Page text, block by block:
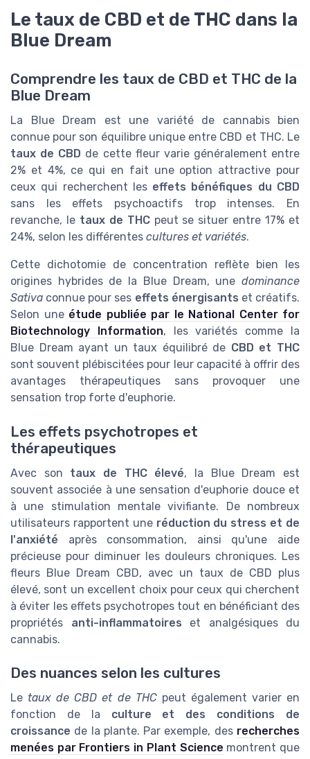
Le taux de CBD et de THC dans la
Blue Dream
Comprendre les taux de CBD et THC de la
Blue Dream
La Blue Dream est une variété de cannabis bien
connue pour son équilibre unique entre CBD et THC. Le
taux de CBD de cette fleur varie généralement entre
2% et 4%, ce qui en fait une option attractive pour
ceux qui recherchent les effets bénéfiques du CBD
sans les effets psychoactifs trop intenses. En
revanche, le taux de THCpeut se situer entre 17% et
24%, selon les différentes cultures et variétés.
Cette dichotomie de concentration reflète bien les
origines hybrides de la Blue Dream, une dominance
Sativa connue pour ses effets énergisants et créatifs.
Selon une étude publiée par le National Center for
Biotechnology Information, les variétés comme la
Blue Dream ayant un taux équilibré de CBD et THC
sont souvent plébiscitées pour leur capacité à offrir des
avantages thérapeutiques sans provoquer une
sensation trop forte d'euphorie.
Les effets psychotropes et
thérapeutiques
Avec son taux de THC élevé, la Blue Dream est
souvent associée à une sensation d'euphorie douce et
à une stimulation mentale vivifiante. De nombreux
utilisateurs rapportent une réduction du stress et de
l'anxiété après consommation, ainsi qu'une aide
précieuse pour diminuer les douleurs chroniques. Les
fleurs Blue Dream CBD, avec un taux de CBD plus
élevé, sont un excellent choix pour ceux qui cherchent
à éviter les effets psychotropes tout en bénéficiant des
propriétés anti-inflammatoires et analgésiques du
cannabis.
Des nuances selon les cultures
Le taux de CBD et de THCpeut également varier en
fonction de la culture et des conditions de
croissance de la plante. Par exemple, des recherches
menées par Frontiers in Plant Science montrent que